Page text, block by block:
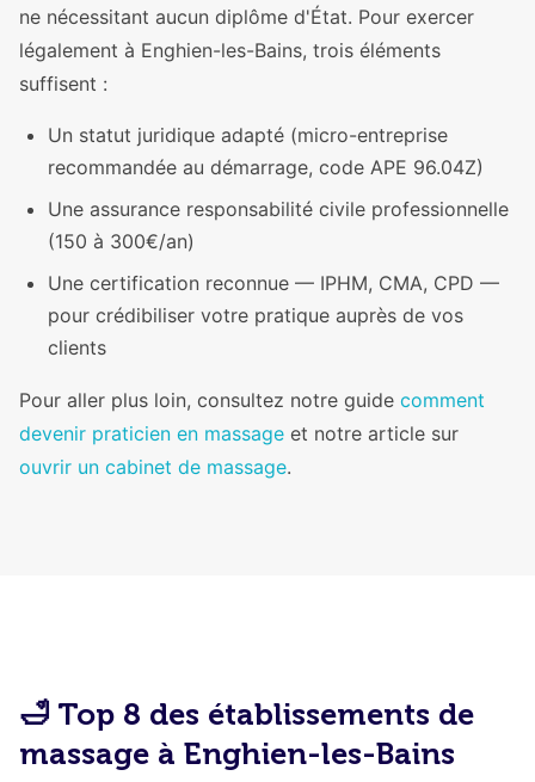
ne nécessitant aucun diplôme d'État. Pour exercer
légalement à Enghien-les-Bains, trois éléments
suffisent :
Un statut juridique adapté (micro-entreprise
recommandée au démarrage, code APE 96.04Z)
Une assurance responsabilité civile professionnelle
(150 à 300€/an)
Une certification reconnue — IPHM, CMA, CPD —
pour crédibiliser votre pratique auprès de vos
clients
Pour aller plus loin, consultez notre guide comment
devenir praticien en massage et notre article sur
ouvrir un cabinet de massage.
🛁 Top 8 des établissements de
massage à Enghien-les-Bains